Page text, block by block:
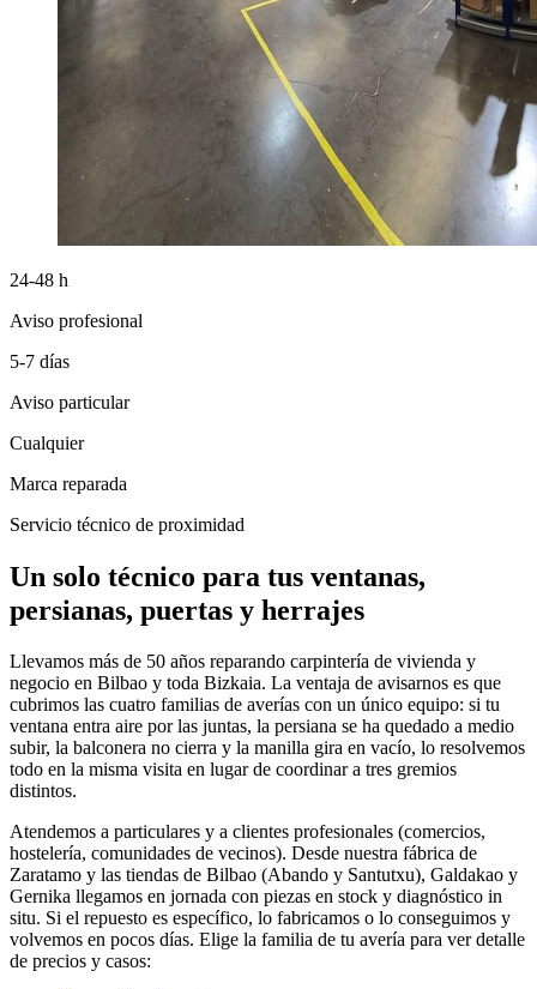
24-48 h
Aviso profesional
5-7 días
Aviso particular
Cualquier
Marca reparada
Servicio técnico de proximidad
Un solo técnico para tus ventanas,
persianas, puertas y herrajes
Llevamos más de 50 años reparando carpintería de vivienda y
negocio en Bilbao y toda Bizkaia. La ventaja de avisarnos es que
cubrimos las cuatro familias de averías con un único equipo: si tu
ventana entra aire por las juntas, la persiana se ha quedado a medio
subir, la balconera no cierra y la manilla gira en vacío, lo resolvemos
todo en la misma visita en lugar de coordinar a tres gremios
distintos.
Atendemos a particulares y a clientes profesionales (comercios,
hostelería, comunidades de vecinos). Desde nuestra fábrica de
Zaratamo y las tiendas de Bilbao (Abando y Santutxu), Galdakao y
Gernika llegamos en jornada con piezas en stock y diagnóstico in
situ. Si el repuesto es específico, lo fabricamos o lo conseguimos y
volvemos en pocos días. Elige la familia de tu avería para ver detalle
de precios y casos: